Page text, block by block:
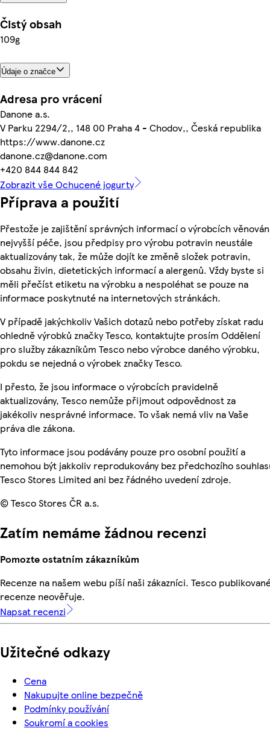
Čistý obsah
109g
Údaje o značce
Adresa pro vrácení
Danone a.s.
V Parku 2294/2,, 148 00 Praha 4 - Chodov,, Česká republika
https://www.danone.cz
danone.cz@danone.com
+420 844 844 842
Zobrazit vše Ochucené jogurty
Příprava a použití
Přestože je zajištění správných informací o výrobcích
nejvyšší péče, jsou předpisy pro výrobu potravin neustále
aktualizovány tak, že může dojít ke změně složek potravin,
obsahu živin, dietetických informací a alergenů. Vždy byste si
měli přečíst etiketu na výrobku a nespoléhat se pouze na
informace poskytnuté na internetových stránkách.
V případě jakýchkoliv Vašich dotazů nebo potřeby získat radu
ohledně výrobků značky Tesco, kontaktujte prosím Oddělení
pro služby zákazníkům Tesco nebo výrobce daného výrobku,
pokdu se nejedná o výrobek značky Tesco.
I přesto, že jsou informace o výrobcích pravidelně
aktualizovány, Tesco nemůže přijmout odpovědnost za
jakékoliv nesprávné informace. To však nemá vliv na Vaše
práva dle zákona.
Tyto informace jsou podávány pouze pro osobní použití a
nemohou být jakkoliv reprodukovány bez předchozího
Tesco Stores Limited ani bez řádného uvedení zdroje.
© Tesco Stores ČR a.s.
Zatím nemáme žádnou recenzi
Pomozte ostatním zákazníkům
Recenze na našem webu píší naši zákazníci. Tesco
recenze neověřuje.
Napsat recenzi
Užitečné odkazy
Cena
Nakupujte online bezpečně
Podmínky používání
Soukromí a cookies